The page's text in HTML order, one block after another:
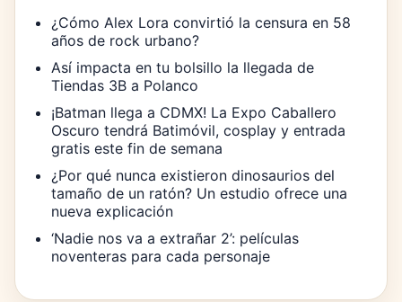
¿Cómo Alex Lora convirtió la censura en 58
años de rock urbano?
Así impacta en tu bolsillo la llegada de
Tiendas 3B a Polanco
¡Batman llega a CDMX! La Expo Caballero
Oscuro tendrá Batimóvil, cosplay y entrada
gratis este fin de semana
¿Por qué nunca existieron dinosaurios del
tamaño de un ratón? Un estudio ofrece una
nueva explicación
‘Nadie nos va a extrañar 2’: películas
noventeras para cada personaje